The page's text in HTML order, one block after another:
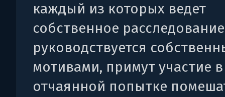
каждый из которых ведет
собственное
руководствуется
мотивами, примут участие в
отчаянной попытке